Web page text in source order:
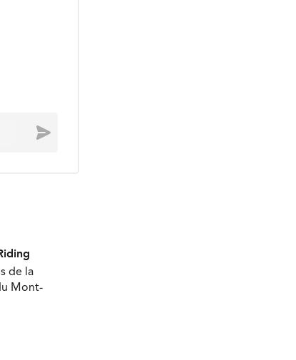
Envoyer
de la
Mont-